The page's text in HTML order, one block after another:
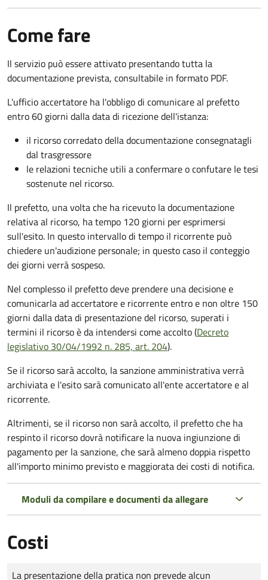
Come fare
Il servizio può essere attivato presentando tutta la
documentazione prevista, consultabile in formato PDF.
L'ufficio accertatore ha l'obbligo di comunicare al prefetto
entro 60 giorni dalla data di ricezione dell'istanza:
il ricorso corredato della documentazione consegnatagli
dal trasgressore
le relazioni tecniche utili a confermare o confutare le tesi
sostenute nel ricorso.
Il prefetto, una volta che ha ricevuto la documentazione
relativa al ricorso, ha tempo 120 giorni per esprimersi
sull'esito. In questo intervallo di tempo il ricorrente può
chiedere un'audizione personale; in questo caso il conteggio
dei giorni verrà sospeso.
Nel complesso il prefetto deve prendere una decisione e
comunicarla ad accertatore e ricorrente entro e non oltre 150
giorni dalla data di presentazione del ricorso, superati i
termini il ricorso è da intendersi come accolto (Decreto
legislativo 30/04/1992 n. 285, art. 204).
Se il ricorso sarà accolto, la sanzione amministrativa verrà
archiviata e l'esito sarà comunicato all'ente accertatore e al
ricorrente.
Altrimenti, se il ricorso non sarà accolto, il prefetto che ha
respinto il ricorso dovrà notificare la nuova ingiunzione di
pagamento per la sanzione, che sarà almeno doppia rispetto
all'importo minimo previsto e maggiorata dei costi di notifica.
Moduli da compilare e documenti da allegare
Costi
Tipo di pagamento
Importo
La presentazione della pratica non prevede alcun